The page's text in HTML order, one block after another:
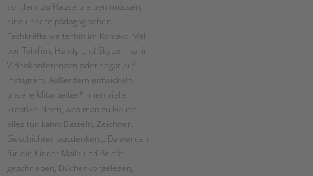
BETREUTES WOHNEN
TANDEM BTL AKADEMIE
Zertfikatskurse
Seminarkalender
Seminarräume
STADTTEILARBEIT
PROFIL | LEITBILD
sondern zu Hause bleiben müssen,
sind unsere pädagogischen
Fachkräfte weiterhin im Kontakt. Mal
per Telefon, Handy und Skype, mal in
Videokonferenzen oder sogar auf
Instagram. Außerdem entwickeln
unsere Mitarbeiter*innen viele
kreative Ideen, was man zu Hause
alles tun kann: Basteln, Zeichnen,
Geschichten ausdenken... Da werden
für die Kinder Mails und Briefe
geschrieben, Bücher vorgelesen,